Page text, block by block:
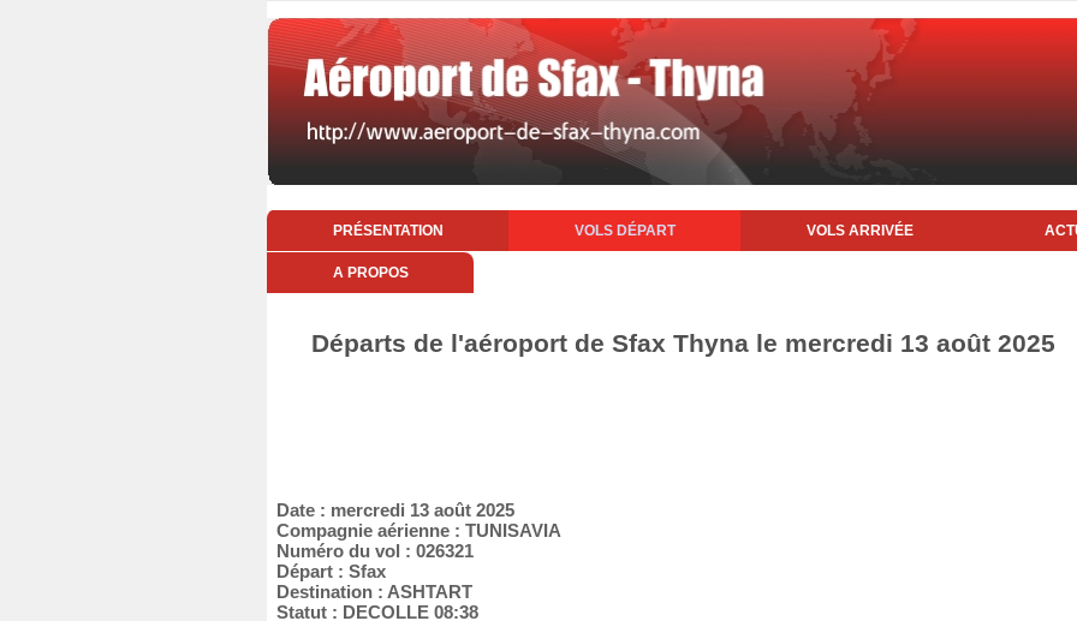
PRÉSENTATION VOLS DÉPART VOLS ARRIVÉE
A PROPOS
Départs de l'aéroport de Sfax Thyna le mercredi 13 août 2025
Date : mercredi 13 août 2025
Compagnie aérienne : TUNISAVIA
Numéro du vol : 026321
Départ : Sfax
Destination : ASHTART
Statut : DECOLLE 08:38